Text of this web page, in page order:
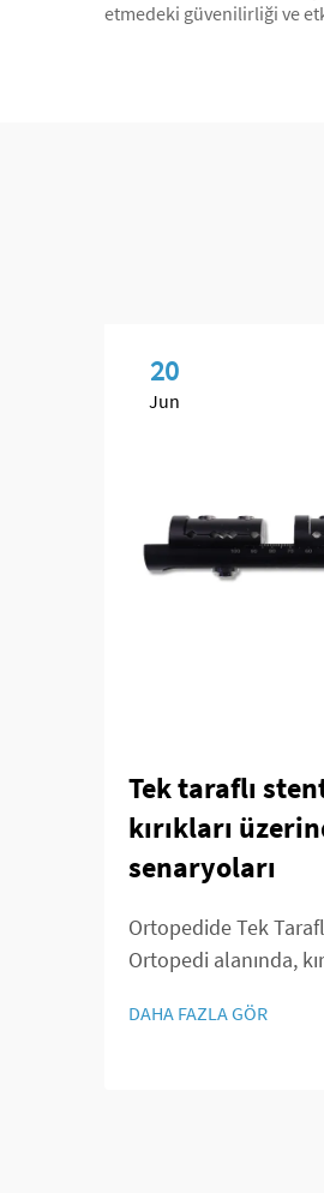
etmedeki güvenilirliği ve
20
Jun
Tek taraflı
kırıkları
senaryoları
Ortopedide Tek
Ortopedi alanında,
taraflı stentler
DAHA FAZLA GÖR